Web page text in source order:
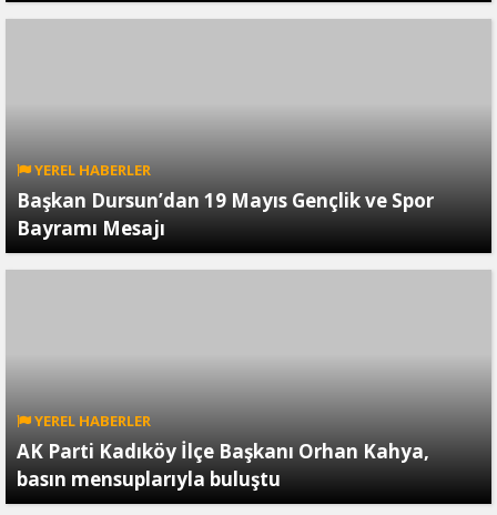
YEREL HABERLER
Başkan Dursun’dan 19 Mayıs Gençlik ve Spor
Bayramı Mesajı
YEREL HABERLER
AK Parti Kadıköy İlçe Başkanı Orhan Kahya,
basın mensuplarıyla buluştu